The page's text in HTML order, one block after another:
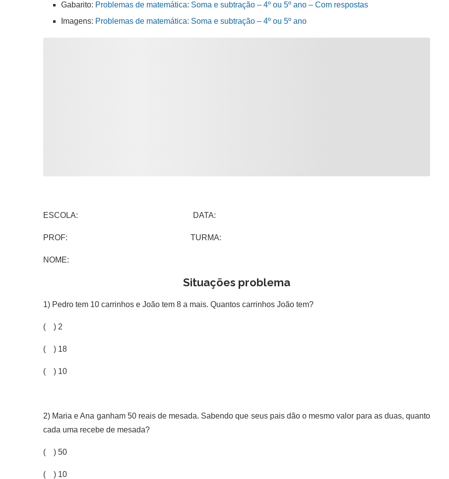
Gabarito: Problemas de matemática: Soma e subtração – 4º ou 5º ano – Com respostas
Imagens: Problemas de matemática: Soma e subtração – 4º ou 5º ano
ESCOLA: DATA:
PROF: TURMA:
NOME:
Situações problema
1) Pedro tem 10 carrinhos e João tem 8 a mais. Quantos carrinhos João tem?
( ) 2
( ) 18
( ) 10
2) Maria e Ana ganham 50 reais de mesada. Sabendo que seus pais dão o mesmo valor para as duas, quanto
cada uma recebe de mesada?
( ) 50
( ) 10